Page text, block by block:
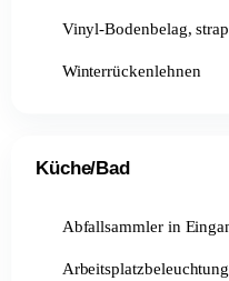
Vinyl-Bodenbelag,
Winterrückenlehnen
Küche/Bad
Abfallsammler in